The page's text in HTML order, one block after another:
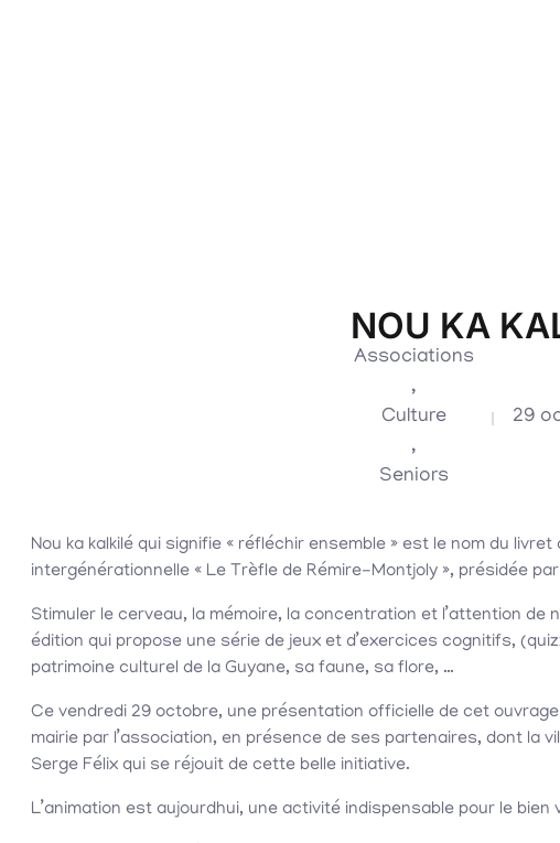
NOU KA
Associations
,
Culture
,
Seniors
29
Nou ka kalkilé qui signifie « réfléchir ensemble » est le nom du livret
intergénérationnelle « Le Trèfle de Rémire-Montjoly », présidée
Stimuler le cerveau, la mémoire, la concentration et l’attention
édition qui propose une série de jeux et d’exercices cognitifs,
patrimoine culturel de la Guyane, sa faune, sa flore, …
Ce vendredi 29 octobre, une présentation officielle de cet
mairie par l’association, en présence de ses partenaires, dont la
Serge Félix qui se réjouit de cette belle initiative.
L’animation est aujourdhui, une activité indispensable pour le